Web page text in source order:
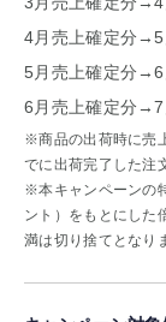
4月売上確定分→5
5月売上確定分→6
6月売上確定分→7
※商品の出荷時に売
でに出荷完了した注
※本キャンペーンの
ント）をもとにした
満は切り捨てとなり